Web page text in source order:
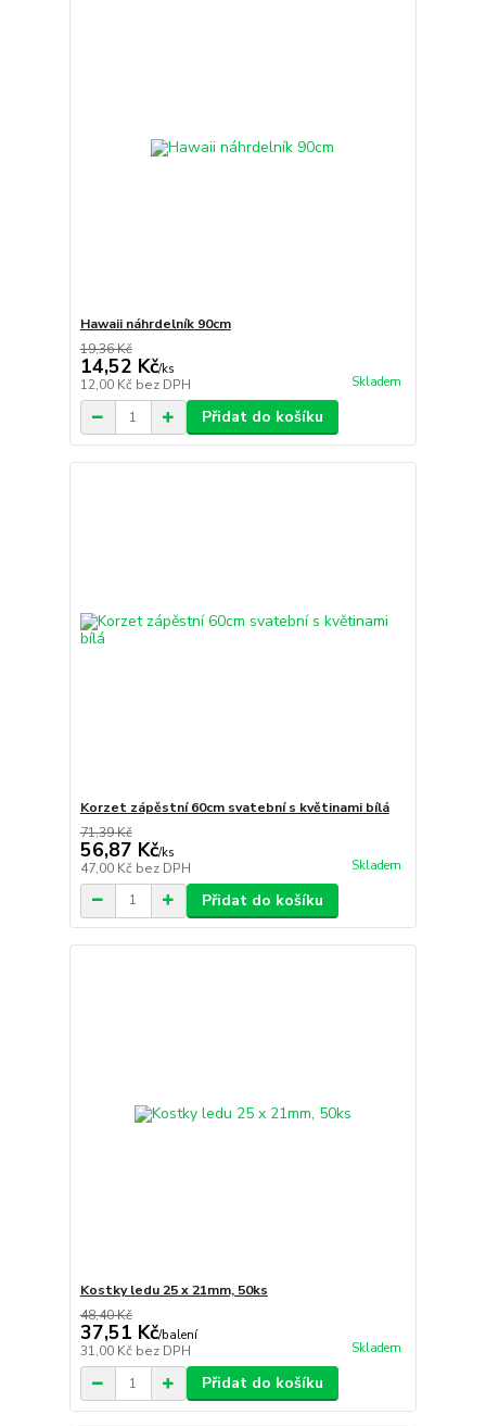
Hawaii náhrdelník 90cm
19,36 Kč
14,52 Kč/ks
12,00 Kč bez DPH Skladem
Přidat do košíku
Korzet zápěstní 60cm svatební s květinami bílá
71,39 Kč
56,87 Kč/ks
47,00 Kč bez DPH Skladem
Přidat do košíku
Kostky ledu 25 x 21mm, 50ks
48,40 Kč
37,51 Kč/balení
31,00 Kč bez DPH Skladem
Přidat do košíku